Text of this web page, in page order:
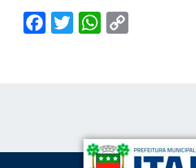
Facebook
TwitterWhatsApp